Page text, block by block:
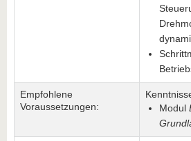
Empfohlene
Voraussetzungen:
Modul